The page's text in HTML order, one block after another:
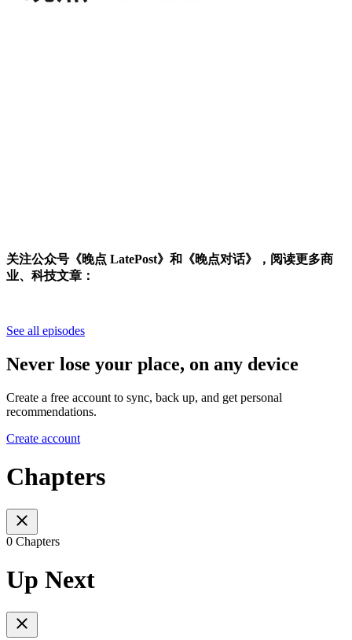
关注公众号《晚点 LatePost》和《晚点对话》，阅读更多商
业、科技文章：
See all episodes
Never lose your place, on any device
Create a free account to sync, back up, and get personal
recommendations.
Create account
Chapters
0 Chapters
Up Next